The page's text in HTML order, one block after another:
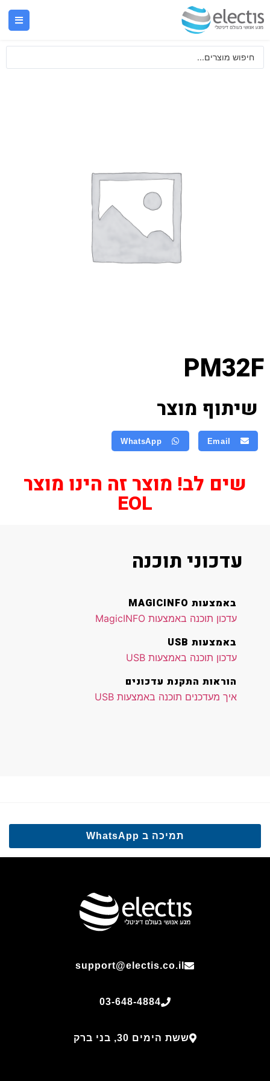
PM32F
שיתוף מוצר
Email
WhatsApp
שים לב! מוצר זה הינו מוצר
EOL
עדכוני תוכנה
באמצעות MAGICINFO
עדכון תוכנה באמצעות MagicINFO
באמצעות USB
עדכון תוכנה באמצעות USB
הוראות התקנת עדכונים
איך מעדכנים תוכנה באמצעות USB
תמיכה ב WhatsApp
support@electis.co.il
03-648-4884
ששת הימים 30, בני ברק